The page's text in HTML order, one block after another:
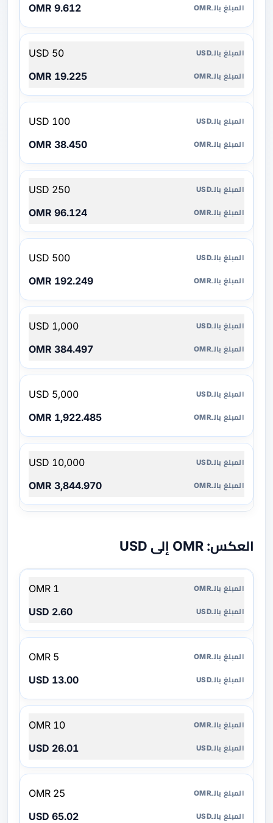
9.612 OMR
50 USD
19.225 OMR
100 USD
38.450 OMR
250 USD
96.124 OMR
500 USD
192.249 OMR
1,000 USD
384.497 OMR
5,000 USD
1,922.485 OMR
10,000 USD
3,844.970 OMR
العكس: OMR إلى USD
بالـOMR
المبلغ
1 OMR
2.60 USD
5 OMR
13.00 USD
10 OMR
26.01 USD
25 OMR
65.02 USD